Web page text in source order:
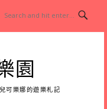
園
可樂娜的遊樂札記